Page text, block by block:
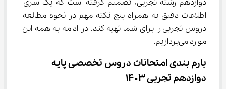
دوازدهم رشته تجربی، تصمیم گرفته است که یک سری
اطلاعات دقیق به همراه پنج نکته مهم در نحوه مطالعه
دروس تجربی را برای شما تهیه کند. در ادامه به همه این
موارد می‌پردازیم.
بارم بندی امتحانات دروس تخصصی پایه
دوازدهم تجربی 1403